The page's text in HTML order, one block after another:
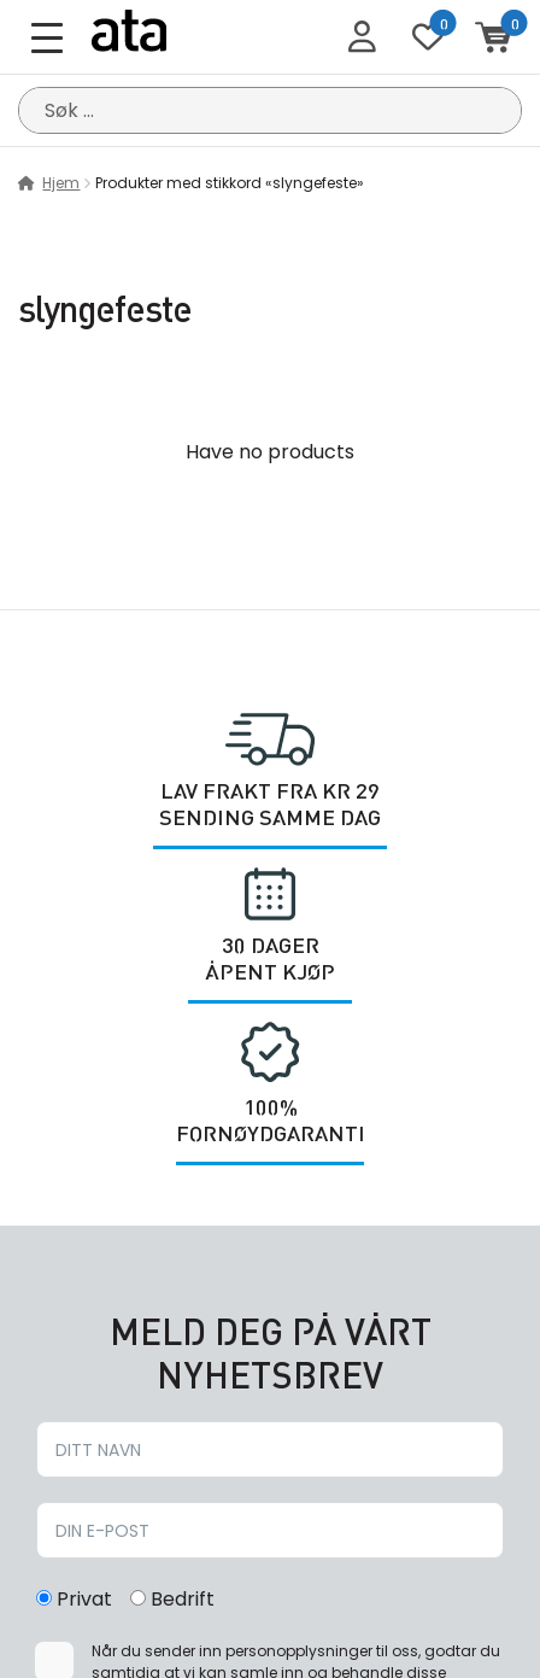
0 0
Søk
etter:
Hjem Produkter med stikkord «slyngefeste»
slyngefeste
Have no products
LAV FRAKT FRA KR 29
SENDING SAMME DAG
30 DAGER
ÅPENT KJØP
100%
FORNØYDGARANTI
MELD DEG PÅ VÅRT
NYHETSBREV
Privat Bedrift
Når du sender inn personopplysninger til oss, godtar du
samtidig at vi kan samle inn og behandle disse